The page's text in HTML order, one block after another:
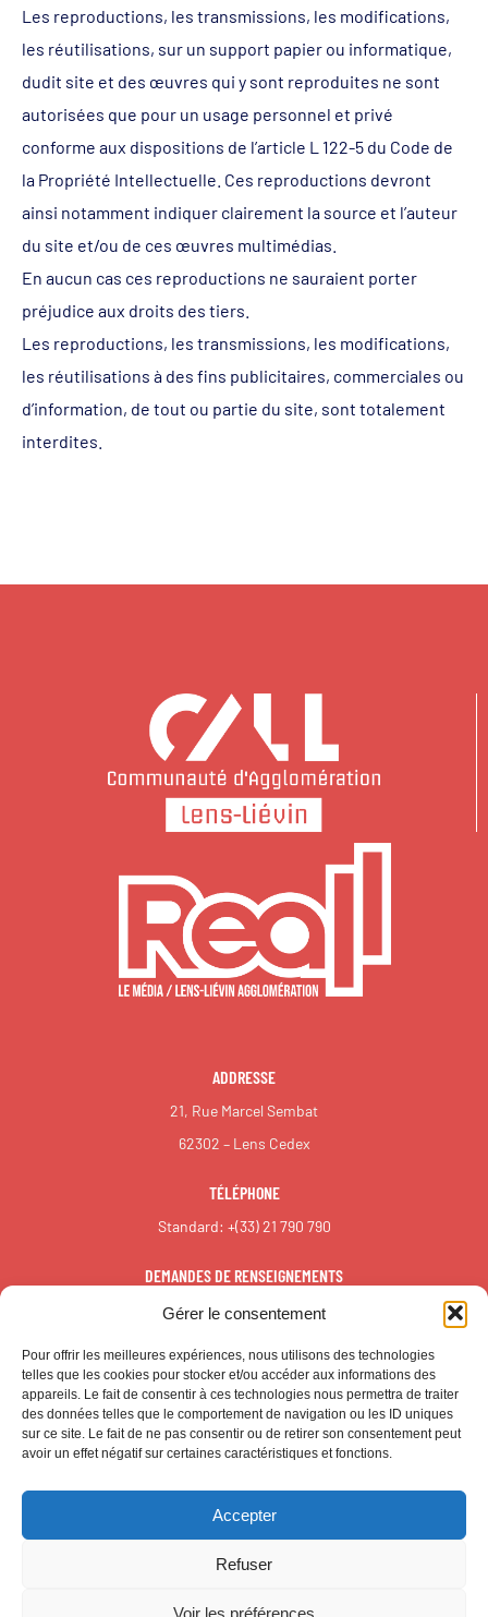
Gérer le consentement
Pour offrir les meilleures expériences, nous utilisons des technologies
telles que les cookies pour stocker et/ou accéder aux informations des
appareils. Le fait de consentir à ces technologies nous permettra de traiter
des données telles que le comportement de navigation ou les ID uniques
sur ce site. Le fait de ne pas consentir ou de retirer son consentement peut
avoir un effet négatif sur certaines caractéristiques et fonctions.
Accepter
Refuser
Voir les préférences
Les reproductions, les transmissions, les modifications,
les réutilisations, sur un support papier ou informatique,
dudit site et des œuvres qui y sont reproduites ne sont
autorisées que pour un usage personnel et privé
conforme aux dispositions de l’article L 122-5 du Code de
la Propriété Intellectuelle. Ces reproductions devront
ainsi notamment indiquer clairement la source et l’auteur
du site et/ou de ces œuvres multimédias.
En aucun cas ces reproductions ne sauraient porter
préjudice aux droits des tiers.
Les reproductions, les transmissions, les modifications,
les réutilisations à des fins publicitaires, commerciales ou
d’information, de tout ou partie du site, sont totalement
interdites.
ADDRESSE
21, Rue Marcel Sembat
62302 – Lens Cedex
TÉLÉPHONE
Standard: +(33) 21 790 790
DEMANDES DE RENSEIGNEMENTS
redaction@reall.info
© CALL – Tous droits réservés